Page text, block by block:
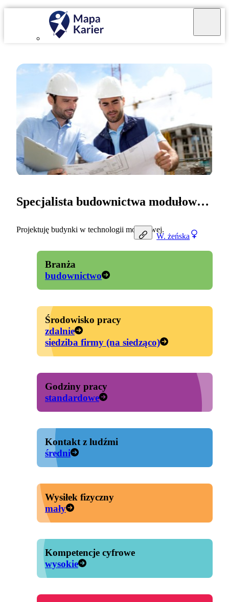
W. żeńska
Specjalista budownictwa modułowego
Projektuję budynki w technologii modułowej.
Branża
budownictwo
Środowisko pracy
zdalnie
siedziba firmy (na siedząco)
Godziny pracy
standardowe
Kontakt z ludźmi
średni
Wysiłek fizyczny
mały
Kompetencje cyfrowe
wysokie